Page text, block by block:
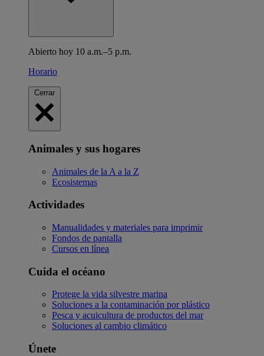
Abierto hoy 10 a.m.–5 p.m.
Horario
Cerrar
Animales y sus hogares
Animales de la A a la Z
Ecosistemas
Actividades
Manualidades y materiales para imprimir
Fondos de pantalla
Cursos en línea
Cuida el océano
Protege la vida silvestre marina
Soluciones a la contaminación por plástico
Pesca y acuicultura de productos del mar
Soluciones al cambio climático
Únete